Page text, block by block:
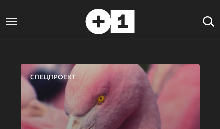
СПЕЦПРОЕКТ